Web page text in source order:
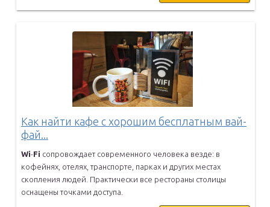
Как найти кафе с хорошим бесплатным вай-
фай...
Wi-Fi сопровождает современного человека везде: в
кофейнях, отелях, транспорте, парках и других местах
скопления людей. Практически все рестораны столицы
оснащены точками доступа.